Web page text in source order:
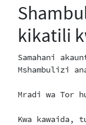
kikatili
Samahani
Mshambulizi
Mradi wa Tor
Kwa kawaida,